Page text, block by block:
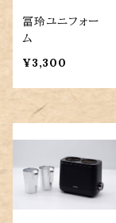
冨玲ユニフォー
ム
¥3,300